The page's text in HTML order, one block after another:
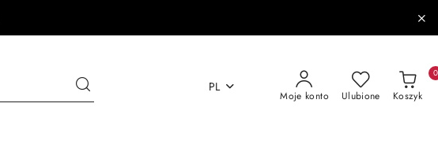
PL
Moje konto Ulubione Koszyk
0